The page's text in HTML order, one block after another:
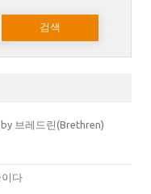
브레드린(Brethren)
다